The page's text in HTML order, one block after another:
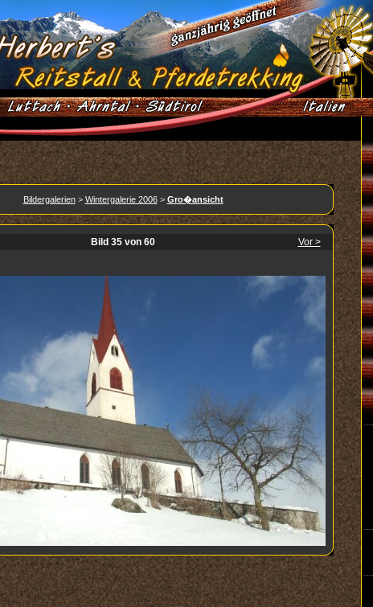
Bildergalerien> Wintergalerie 2006> Gro�ansicht
Bild 35 von 60 Vor >